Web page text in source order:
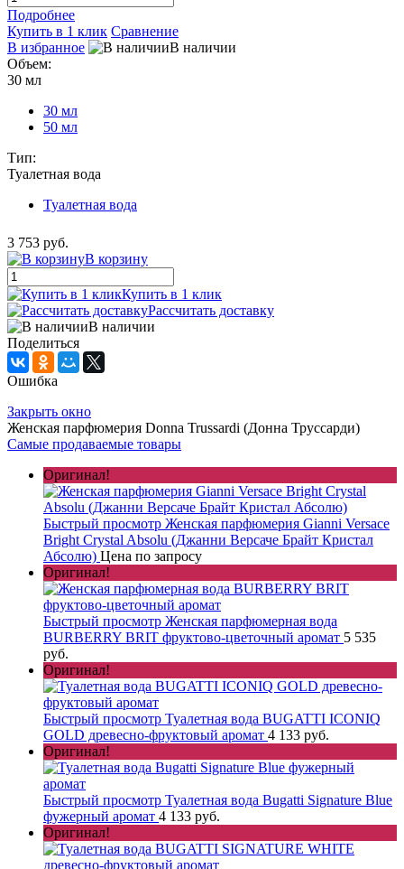
Подробнее
Купить в 1 клик Сравнение
В избранное
В наличии
Объем:
30 мл
30 мл
50 мл
Тип:
Туалетная вода
Туалетная вода
3 753 руб.
В корзину
Купить в 1 клик
Рассчитать доставку
В наличии
Поделиться
Ошибка
Закрыть окно
Женская парфюмерия Donna Trussardi (Донна Труссарди)
Самые продаваемые товары
Оригинал!
Быстрый просмотр Женская парфюмерия Gianni Versace
Bright Crystal Absolu (Джанни Версаче Брайт Кристал
Абсолю) Цена по запросу
Оригинал!
Быстрый просмотр Женская парфюмерная вода
BURBERRY BRIT фруктово-цветочный аромат 5 535
руб.
Оригинал!
Быстрый просмотр Туалетная вода BUGATTI ICONIQ
GOLD древесно-фруктовый аромат 4 133 руб.
Оригинал!
Быстрый просмотр Туалетная вода Bugatti Signature Blue
фужерный аромат 4 133 руб.
Оригинал!